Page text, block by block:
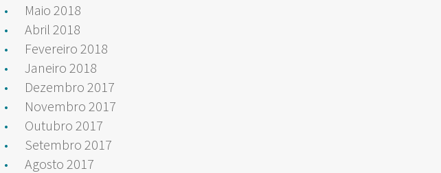
Maio 2018
Abril 2018
Fevereiro 2018
Janeiro 2018
Dezembro 2017
Novembro 2017
Outubro 2017
Setembro 2017
Agosto 2017